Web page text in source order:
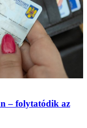
– folytatódik az